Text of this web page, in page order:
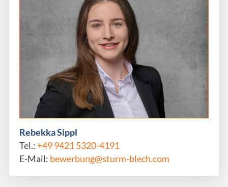
Rebekka Sippl
Tel.: +49 9421 5320-4191
E-Mail: bewerbung@sturm-blech.com